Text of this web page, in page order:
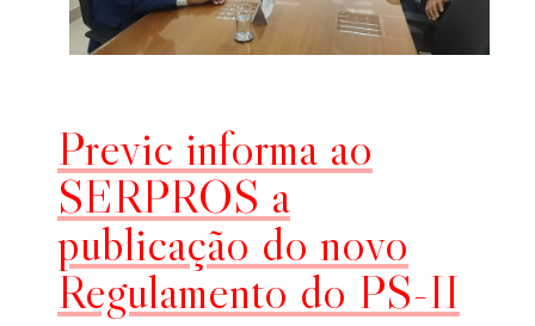
Previc informa ao
SERPROS a
publicação do novo
Regulamento do PS-II